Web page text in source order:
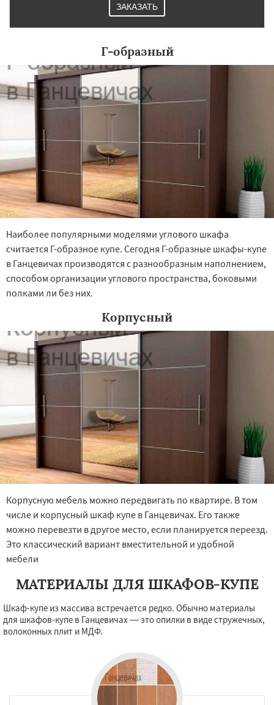
ЗАКАЗАТЬ
Г-образный
Наиболее популярными моделями углового шкафа
считается Г-образное купе. Сегодня Г-образные шкафы-купе
в Ганцевичах производятся с разнообразным наполнением,
способом организации углового пространства, боковыми
полками ли без них.
Корпусный
Корпусную мебель можно передвигать по квартире. В том
числе и корпусный шкаф купе в Ганцевичах. Его также
можно перевезти в другое место, если планируется переезд.
Это классический вариант вместительной и удобной
мебели
МАТЕРИАЛЫ ДЛЯ ШКАФОВ-КУПЕ
Шкаф-купе из массива встречается редко. Обычно материалы
для шкафов-купе в Ганцевичах — это опилки в виде стружечных,
волоконных плит и МДФ.